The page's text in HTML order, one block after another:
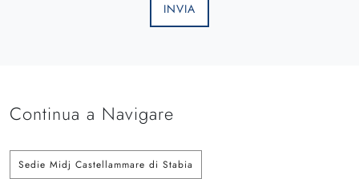
INVIA
Continua a Navigare
Sedie Midj Castellammare di Stabia